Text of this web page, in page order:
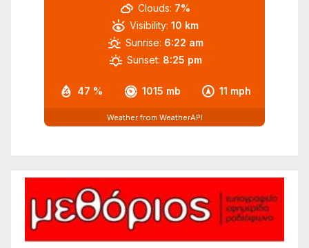
47 % 1015 mb 11 mph
Clouds: 7%
Visibility: 10 km
Sunrise: 6:22 am
Sunset: 8:25 pm
Weather from WeatherAPI